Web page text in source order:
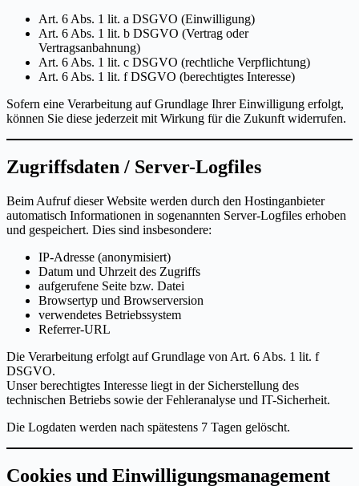
Art. 6 Abs. 1 lit. a DSGVO (Einwilligung)
Art. 6 Abs. 1 lit. b DSGVO (Vertrag oder
Vertragsanbahnung)
Art. 6 Abs. 1 lit. c DSGVO (rechtliche Verpflichtung)
Art. 6 Abs. 1 lit. f DSGVO (berechtigtes Interesse)
Sofern eine Verarbeitung auf Grundlage Ihrer Einwilligung erfolgt,
können Sie diese jederzeit mit Wirkung für die Zukunft widerrufen.
Zugriffsdaten / Server-Logfiles
Beim Aufruf dieser Website werden durch den Hostinganbieter
automatisch Informationen in sogenannten Server-Logfiles erhoben
und gespeichert. Dies sind insbesondere:
IP-Adresse (anonymisiert)
Datum und Uhrzeit des Zugriffs
aufgerufene Seite bzw. Datei
Browsertyp und Browserversion
verwendetes Betriebssystem
Referrer-URL
Die Verarbeitung erfolgt auf Grundlage von Art. 6 Abs. 1 lit. f
DSGVO.
Unser berechtigtes Interesse liegt in der Sicherstellung des
technischen Betriebs sowie der Fehleranalyse und IT-Sicherheit.
Die Logdaten werden nach spätestens 7 Tagen gelöscht.
Cookies und Einwilligungsmanagement